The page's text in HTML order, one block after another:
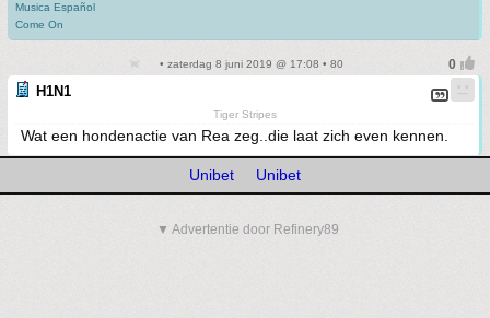
Musica Español
Come On
• zaterdag 8 juni 2019 @ 17:08 • 80
H1N1
Tiger Stripes
Wat een hondenactie van Rea zeg..die laat zich even kennen.
Unibet Unibet
▼ Advertentie door Refinery89